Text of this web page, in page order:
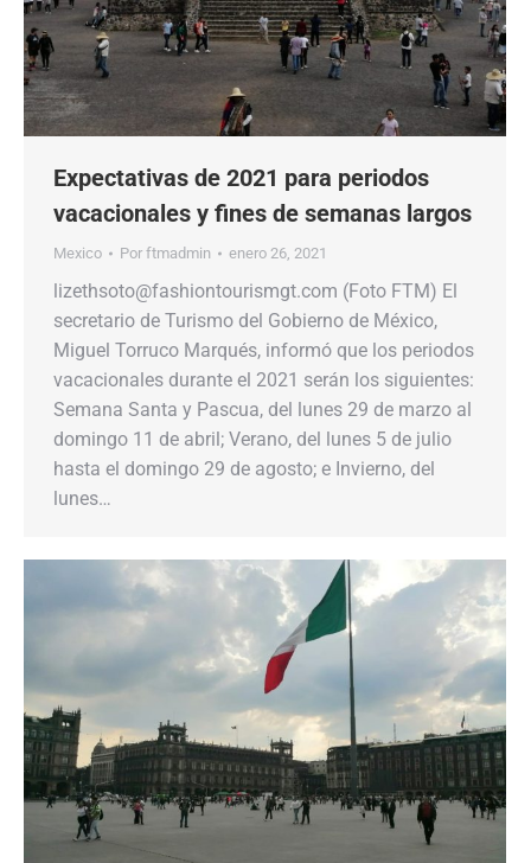
Expectativas de 2021 para periodos
vacacionales y fines de semanas largos
Mexico Por ftmadmin enero 26, 2021
lizethsoto@fashiontourismgt.com (Foto FTM) El
secretario de Turismo del Gobierno de México,
Miguel Torruco Marqués, informó que los periodos
vacacionales durante el 2021 serán los siguientes:
Semana Santa y Pascua, del lunes 29 de marzo al
domingo 11 de abril; Verano, del lunes 5 de julio
hasta el domingo 29 de agosto; e Invierno, del
lunes…